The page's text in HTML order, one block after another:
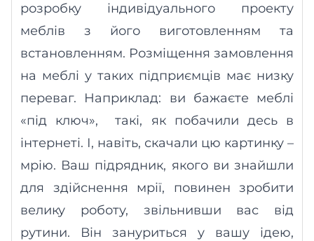
розробку індивідуального проекту
меблів з його виготовленням та
встановленням. Розміщення замовлення
на меблі у таких підприємців має низку
переваг. Наприклад: ви бажаєте меблі
«під ключ»,
такі, як побачили десь в
інтернеті. І, навіть, скачали цю картинку –
мрію. Ваш підрядник, якого ви знайшли
для здійснення мрії, повинен зробити
велику роботу, звільнивши вас від
рутини. Він зануриться у вашу ідею,